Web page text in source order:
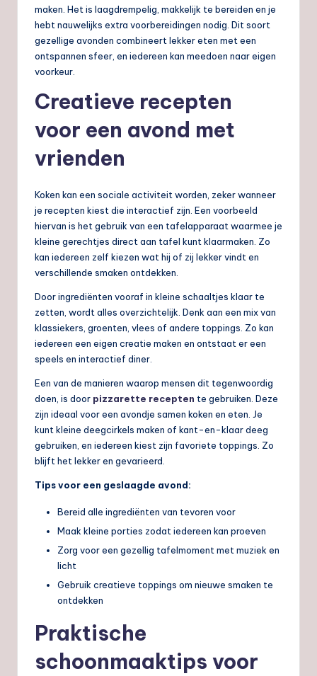
maken. Het is laagdrempelig, makkelijk te bereiden en je
hebt nauwelijks extra voorbereidingen nodig. Dit soort
gezellige avonden combineert lekker eten met een
ontspannen sfeer, en iedereen kan meedoen naar eigen
voorkeur.
Creatieve recepten
voor een avond met
vrienden
Koken kan een sociale activiteit worden, zeker wanneer
je recepten kiest die interactief zijn. Een voorbeeld
hiervan is het gebruik van een tafelapparaat waarmee je
kleine gerechtjes direct aan tafel kunt klaarmaken. Zo
kan iedereen zelf kiezen wat hij of zij lekker vindt en
verschillende smaken ontdekken.
Door ingrediënten vooraf in kleine schaaltjes klaar te
zetten, wordt alles overzichtelijk. Denk aan een mix van
klassiekers, groenten, vlees of andere toppings. Zo kan
iedereen een eigen creatie maken en ontstaat er een
speels en interactief diner.
Een van de manieren waarop mensen dit tegenwoordig
doen, is door pizzarette recepten te gebruiken. Deze
zijn ideaal voor een avondje samen koken en eten. Je
kunt kleine deegcirkels maken of kant-en-klaar deeg
gebruiken, en iedereen kiest zijn favoriete toppings. Zo
blijft het lekker en gevarieerd.
Tips voor een geslaagde avond:
Bereid alle ingrediënten van tevoren voor
Maak kleine porties zodat iedereen kan proeven
Zorg voor een gezellig tafelmoment met muziek en
licht
Gebruik creatieve toppings om nieuwe smaken te
ontdekken
Praktische
schoonmaaktips voor